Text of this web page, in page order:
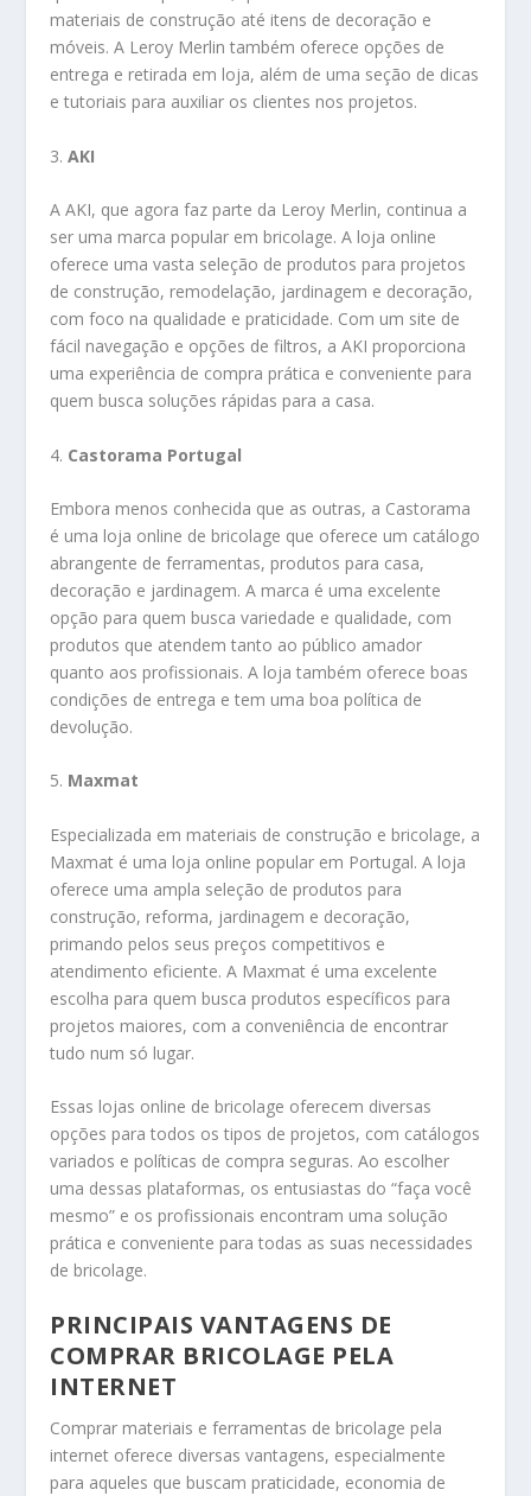
materiais de construção até itens de decoração e
móveis. A Leroy Merlin também oferece opções de
entrega e retirada em loja, além de uma seção de dicas
e tutoriais para auxiliar os clientes nos projetos.
3.AKI
A AKI, que agora faz parte da Leroy Merlin, continua a
ser uma marca popular em bricolage. A loja online
oferece uma vasta seleção de produtos para projetos
de construção, remodelação, jardinagem e decoração,
com foco na qualidade e praticidade. Com um site de
fácil navegação e opções de filtros, a AKI proporciona
uma experiência de compra prática e conveniente para
quem busca soluções rápidas para a casa.
4. Castorama Portugal
Embora menos conhecida que as outras, a Castorama
é uma loja online de bricolage que oferece um catálogo
abrangente de ferramentas, produtos para casa,
decoração e jardinagem. A marca é uma excelente
opção para quem busca variedade e qualidade, com
produtos que atendem tanto ao público amador
quanto aos profissionais. A loja também oferece boas
condições de entrega e tem uma boa política de
devolução.
5. Maxmat
Especializada em materiais de construção e bricolage, a
Maxmat é uma loja online popular em Portugal. A loja
oferece uma ampla seleção de produtos para
construção, reforma, jardinagem e decoração,
primando pelos seus preços competitivos e
atendimento eficiente. A Maxmat é uma excelente
escolha para quem busca produtos específicos para
projetos maiores, com a conveniência de encontrar
tudo num só lugar.
Essas lojas online de bricolage oferecem diversas
opções para todos os tipos de projetos, com catálogos
variados e políticas de compra seguras. Ao escolher
uma dessas plataformas, os entusiastas do “faça você
mesmo” e os profissionais encontram uma solução
prática e conveniente para todas as suas necessidades
de bricolage.
PRINCIPAIS VANTAGENS DE
COMPRAR BRICOLAGE PELA
INTERNET
Comprar materiais e ferramentas de bricolage pela
internet oferece diversas vantagens, especialmente
para aqueles que buscam praticidade, economia de